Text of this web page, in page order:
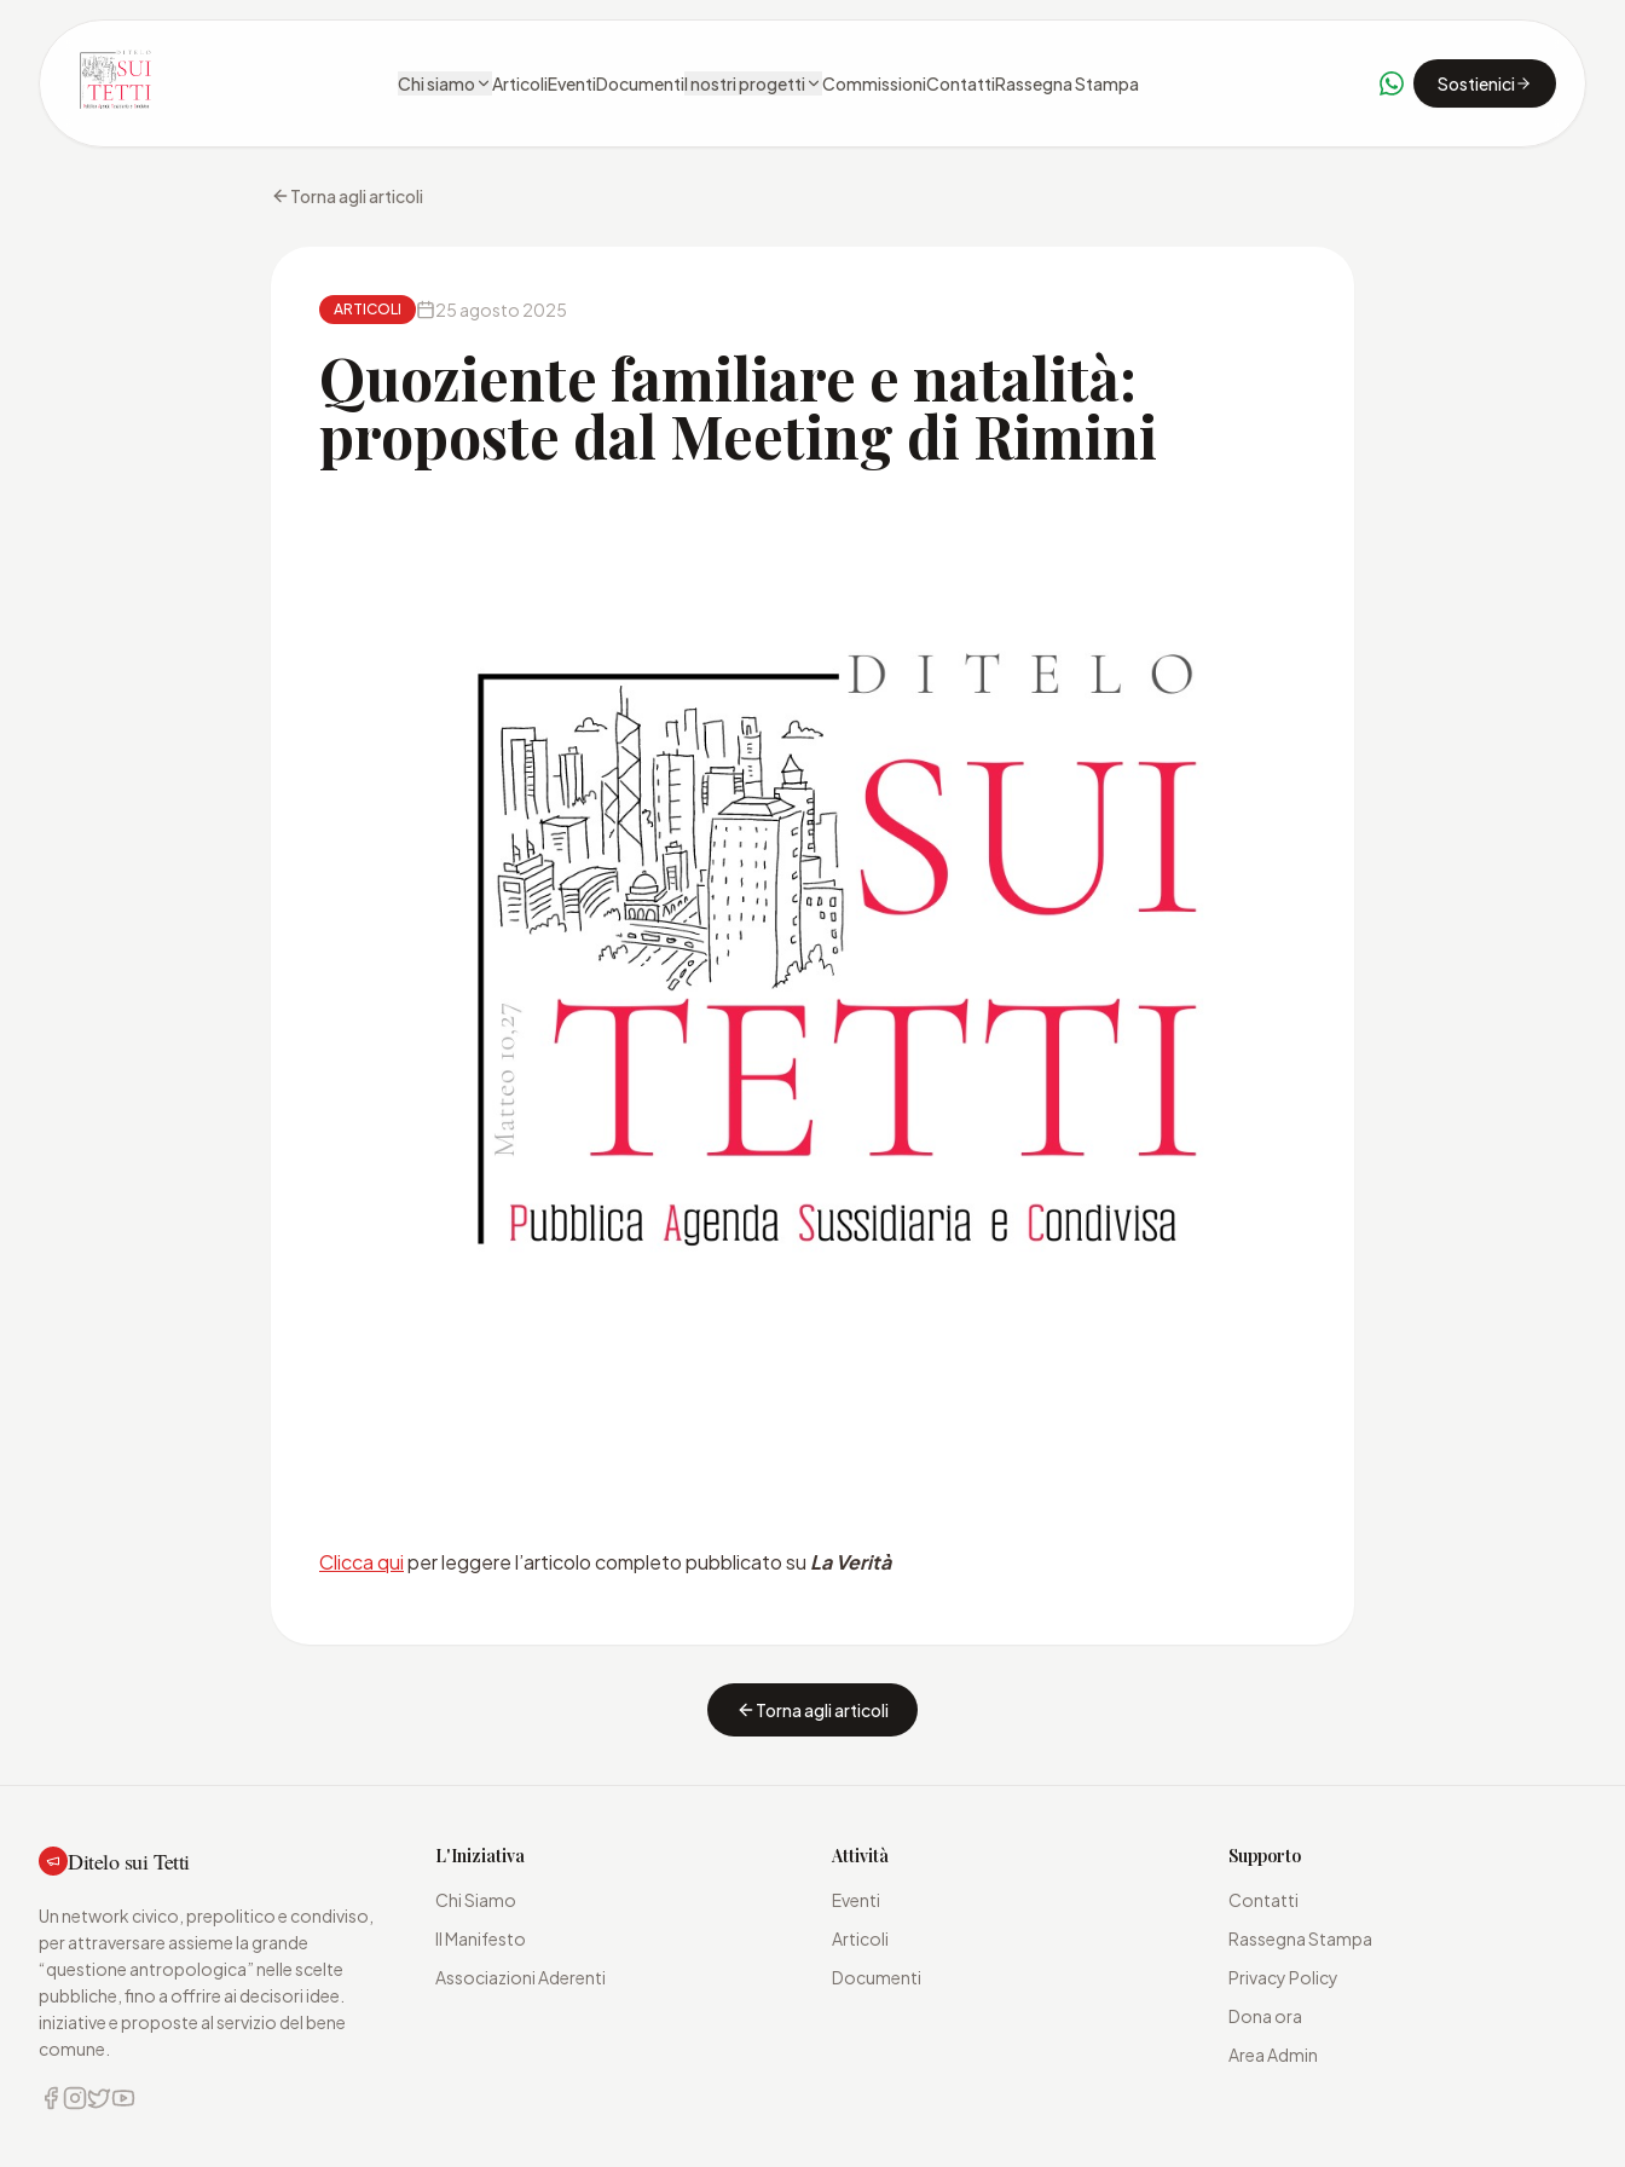
Chi siamo ArticoliEventiDocumentiI nostri progetti CommissioniContattiRassegna Stampa Sostienici
Torna agli articoli
ARTICOLI 25 agosto 2025
Quoziente familiare e natalità:
proposte dal Meeting di Rimini
Clicca quiper leggere l’articolo completo pubblicato su La Verità
Torna agli articoli
Ditelo sui Tetti
Un network civico, prepolitico e condiviso,
per attraversare assieme la grande
“questione antropologica” nelle scelte
pubbliche, fino a offrire ai decisori idee.
iniziative e proposte al servizio del bene
comune.
L'Iniziativa
Chi Siamo
Il Manifesto
Associazioni Aderenti
Attività
Eventi
Articoli
Documenti
Supporto
Contatti
Rassegna Stampa
Privacy Policy
Dona ora
Area Admin